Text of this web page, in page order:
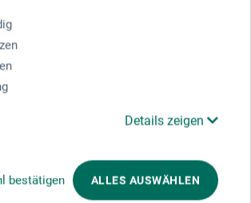
Details zeigen
bestätigen ALLES AUSWÄHLEN
kauften auch